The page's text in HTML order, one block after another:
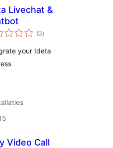
Livechat &
(0totaal
waarderingen
)
your Ideta
Video Call